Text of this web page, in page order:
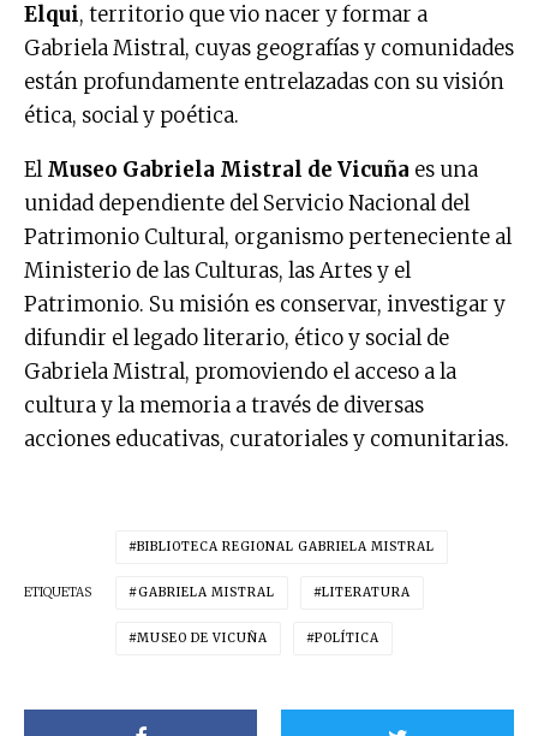
Elqui, territorio que vio nacer y formar a
Gabriela Mistral, cuyas geografías y comunidades
están profundamente entrelazadas con su visión
ética, social y poética.
ElMuseo Gabriela Mistral de Vicuña es una
unidad dependiente del Servicio Nacional del
Patrimonio Cultural, organismo perteneciente al
Ministerio de las Culturas, las Artes y el
Patrimonio. Su misión es conservar, investigar y
difundir el legado literario, ético y social de
Gabriela Mistral, promoviendo el acceso a la
cultura y la memoria a través de diversas
acciones educativas, curatoriales y comunitarias.
ETIQUETAS
BIBLIOTECA REGIONAL GABRIELA MISTRAL
GABRIELA MISTRAL LITERATURA
MUSEO DE VICUÑA POLÍTICA